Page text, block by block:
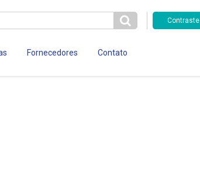
Contraste
Fornecedores Contato